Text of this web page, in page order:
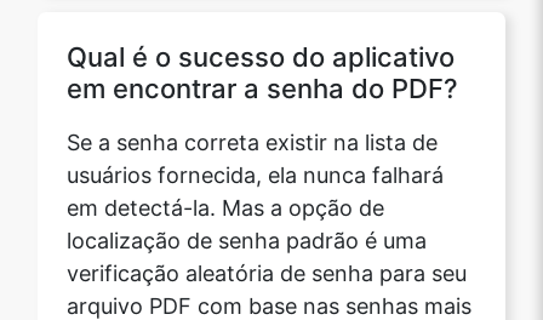
Qual é o sucesso do aplicativo
em encontrar a senha do PDF?
Se a senha correta existir na lista de
usuários fornecida, ela nunca falhará
em detectá-la. Mas a opção de
localização de senha padrão é uma
verificação aleatória de senha para seu
arquivo PDF com base nas senhas mais